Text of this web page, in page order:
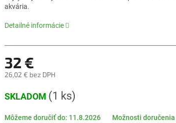
5
akvária.
Detailné informácie
32 €
26,02 € bez DPH
cena:
SKLADOM (1 ks)
Môžeme doručiť do: 11.8.2026 Možnosti doručenia